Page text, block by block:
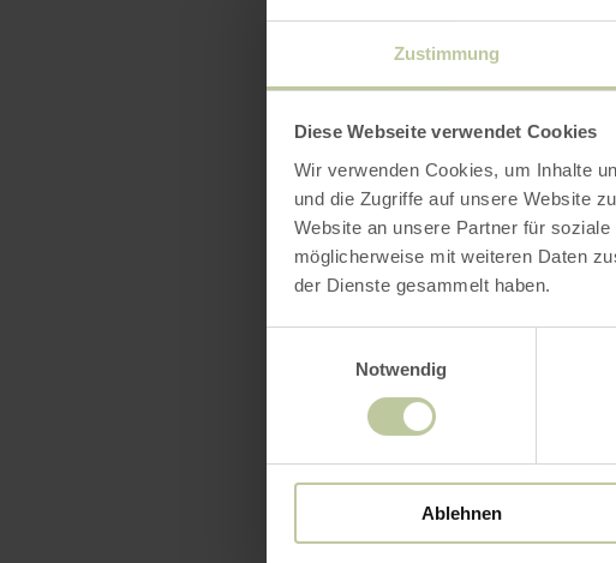
Zustimmung
Diese Webseite verwendet Cookies
Wir verwenden Cookies, um Inhalte
und die Zugriffe auf unsere Website
Website an unsere Partner für
möglicherweise mit weiteren Daten
der Dienste gesammelt haben.
Notwendig
Ablehnen